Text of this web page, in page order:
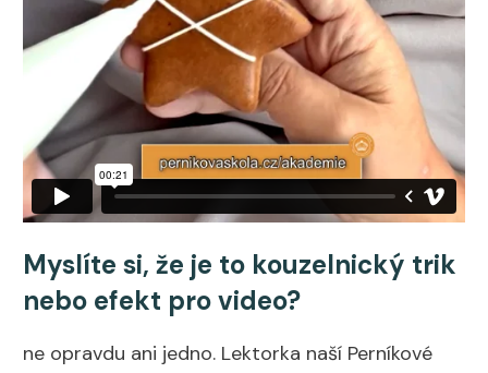
Myslíte si, že je to kouzelnický trik
nebo efekt pro video?
ne opravdu ani jedno. Lektorka naší Perníkové